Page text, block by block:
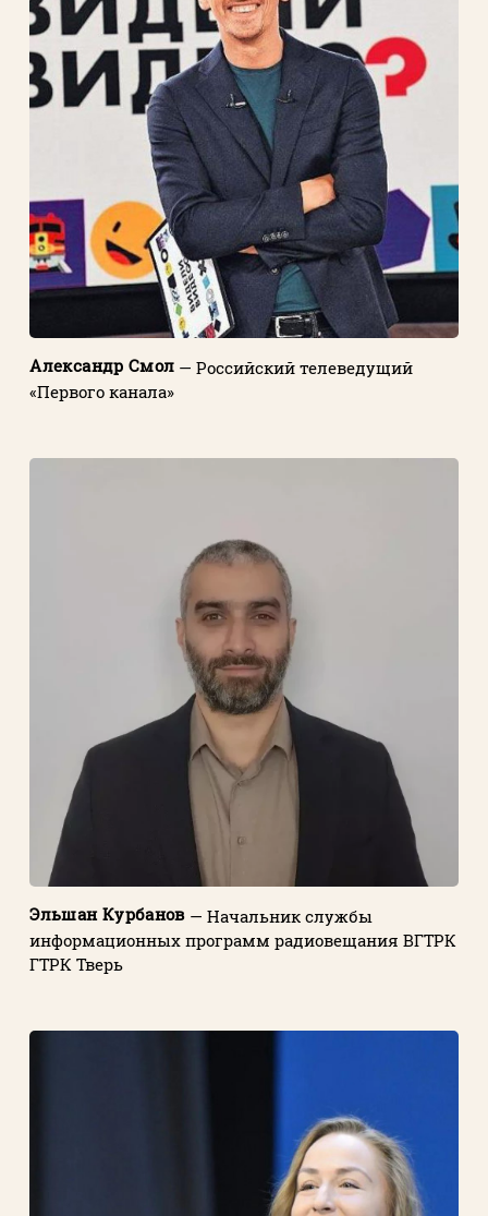
Александр Смол — Российский телеведущий
«Первого канала»
Эльшан Курбанов— Начальник службы
информационных программ радиовещания ВГТРК
ГТРК Тверь